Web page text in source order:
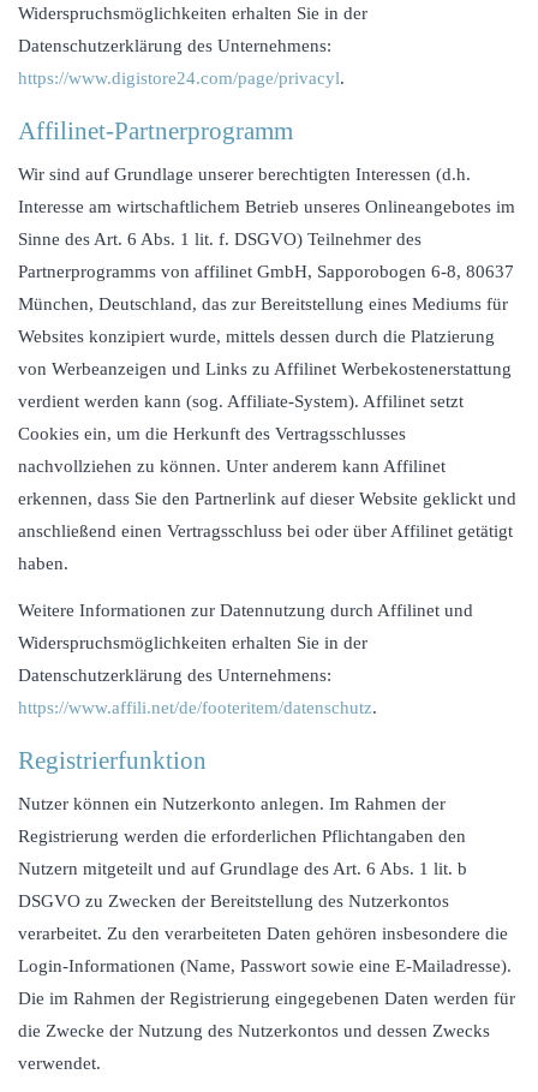
Widerspruchsmöglichkeiten erhalten Sie in der
Datenschutzerklärung des Unternehmens:
https://www.digistore24.com/page/privacyl.
Affilinet-Partnerprogramm
Wir sind auf Grundlage unserer berechtigten Interessen (d.h.
Interesse am wirtschaftlichem Betrieb unseres Onlineangebotes im
Sinne des Art. 6 Abs. 1 lit. f. DSGVO) Teilnehmer des
Partnerprogramms von affilinet GmbH, Sapporobogen 6-8, 80637
München, Deutschland, das zur Bereitstellung eines Mediums für
Websites konzipiert wurde, mittels dessen durch die Platzierung
von Werbeanzeigen und Links zu Affilinet Werbekostenerstattung
verdient werden kann (sog. Affiliate-System). Affilinet setzt
Cookies ein, um die Herkunft des Vertragsschlusses
nachvollziehen zu können. Unter anderem kann Affilinet
erkennen, dass Sie den Partnerlink auf dieser Website geklickt und
anschließend einen Vertragsschluss bei oder über Affilinet getätigt
haben.
Weitere Informationen zur Datennutzung durch Affilinet und
Widerspruchsmöglichkeiten erhalten Sie in der
Datenschutzerklärung des Unternehmens:
https://www.affili.net/de/footeritem/datenschutz.
Registrierfunktion
Nutzer können ein Nutzerkonto anlegen. Im Rahmen der
Registrierung werden die erforderlichen Pflichtangaben den
Nutzern mitgeteilt und auf Grundlage des Art. 6 Abs. 1 lit. b
DSGVO zu Zwecken der Bereitstellung des Nutzerkontos
verarbeitet. Zu den verarbeiteten Daten gehören insbesondere die
Login-Informationen (Name, Passwort sowie eine E-Mailadresse).
Die im Rahmen der Registrierung eingegebenen Daten werden für
die Zwecke der Nutzung des Nutzerkontos und dessen Zwecks
verwendet.